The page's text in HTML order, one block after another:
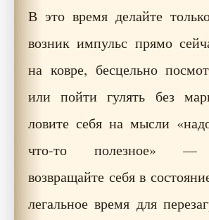
В это время делайте
возник импульс прямо
на ковре, бесцельно
или пойти гулять без
ловите себя на мысли
что-то полезное» —
возвращайте себя в
легальное время для